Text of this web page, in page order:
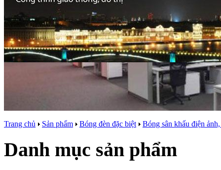
Trang chủ Sản phẩm Bóng đèn đặc biệt Bóng sân khấu điện
Danh mục sản phẩm